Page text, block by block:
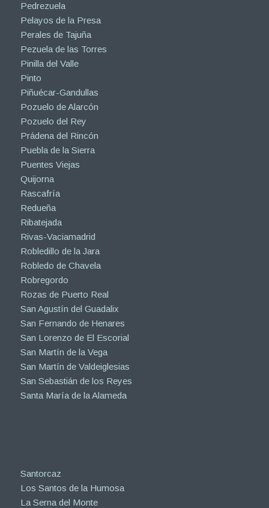
Pedrezuela
Pelayos de la Presa
Perales de Tajuña
Pezuela de las Torres
Pinilla del Valle
Pinto
Piñuécar-Gandullas
Pozuelo de Alarcón
Pozuelo del Rey
Prádena del Rincón
Puebla de la Sierra
Puentes Viejas
Quijorna
Rascafría
Redueña
Ribatejada
Rivas-Vaciamadrid
Robledillo de la Jara
Robledo de Chavela
Robregordo
Rozas de Puerto Real
San Agustín del Guadalix
San Fernando de Henares
San Lorenzo de El Escorial
San Martín de la Vega
San Martín de Valdeiglesias
San Sebastián de los Reyes
Santa María de la Alameda
Santorcaz
Los Santos de la Humosa
La Serna del Monte